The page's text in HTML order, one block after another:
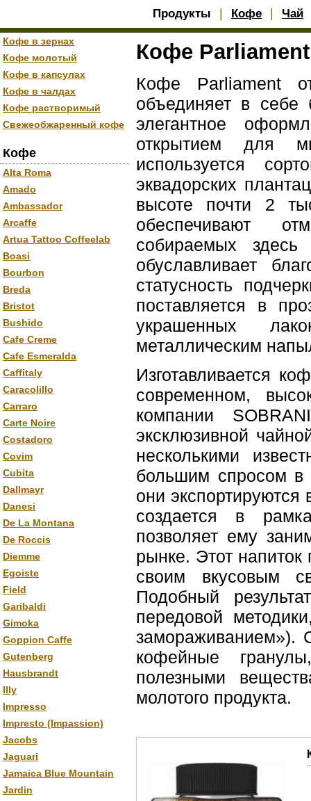
Продукты Кофе Чай
Кофе в зернах
Кофе молотый
Кофе в капсулах
Кофе в чалдах
Кофе растворимый
Свежеобжаренный кофе
Кофе
Alta Roma
Amado
Ambassador
Arcaffe
Artua Tattoo Coffeelab
Boasi
Bourbon
Breda
Bristot
Bushido
Cafe Creme
Cafe Esmeralda
Caffitaly
Caracolillo
Carraro
Carte Noire
Costadoro
Covim
Cubita
Dallmayr
Danesi
De La Montana
De Roccis
Diemme
Egoiste
Field
Garibaldi
Gimoka
Goppion Caffe
Gutenberg
Hausbrandt
Illy
Impresso
Impresto (Impassion)
Jacobs
Jaguari
Jamaica Blue Mountain
Jardin
Кофе
Кофе Parliament
объединяет в себе
элегантное
открытием для
используется
эквадорских
высоте почти 2
обеспечивают
собираемых
обуславливает
статусность
поставляется в
украшенных
металлическим
Изготавливается
современном,
компании
эксклюзивной
несколькими
большим спросом
они
создается в
позволяет ему
рынке. Этот
своим вкусовым
Подобный
передовой
замораживанием»).
кофейные
полезными
молотого продукта.